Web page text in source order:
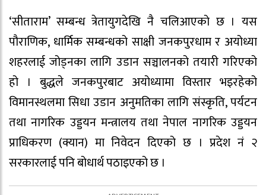
‘सीताराम’ सम्बन्ध त्रेतायुगदेखि नै चलिआएको छ । यस
पौराणिक, धार्मिक सम्बन्धको साक्षी जनकपुरधाम र अयोध्या
शहरलाई जोड्नका लागि उडान सञ्चालनको तयारी गरिएको
हो । बुद्धले जनकपुरबाट अयोध्यामा विस्तार भइरहेको
विमानस्थलमा सिधा उडान अनुमतिका लागि संस्कृति, पर्यटन
तथा नागरिक उड्डयन मन्त्रालय तथा नेपाल नागरिक उड्डयन
प्राधिकरण (क्यान) मा निवेदन दिएको छ । प्रदेश नं २
सरकारलाई पनि बोधार्थ पठाइएको छ ।